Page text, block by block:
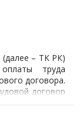
(далее – ТК РК)
труда
договора.
договор
сторон в